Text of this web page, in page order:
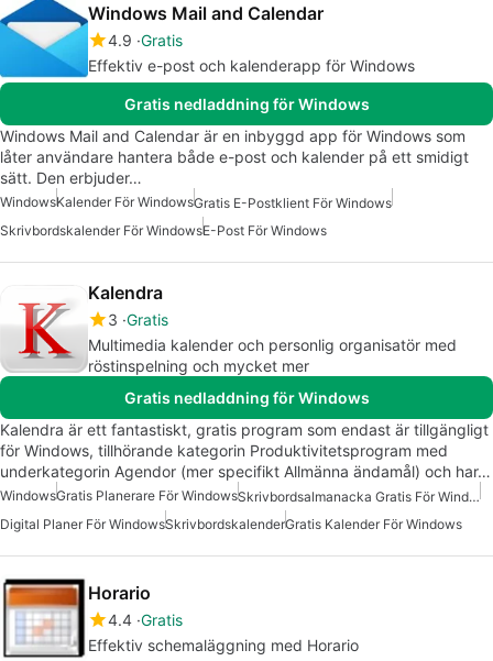
Windows Mail and Calendar
4.9 Gratis
Effektiv e-post och kalenderapp för Windows
Gratis nedladdning för Windows
Windows Mail and Calendar är en inbyggd app för Windows som
låter användare hantera både e-post och kalender på ett smidigt
sätt. Den erbjuder…
WindowsKalender För WindowsGratis E-Postklient För Windows
Skrivbordskalender För WindowsE-Post För Windows
Kalendra
3 Gratis
Multimedia kalender och personlig organisatör med
röstinspelning och mycket mer
Gratis nedladdning för Windows
Kalendra är ett fantastiskt, gratis program som endast är tillgängligt
för Windows, tillhörande kategorin Produktivitetsprogram med
underkategorin Agendor (mer specifikt Allmänna ändamål) och har…
WindowsGratis Planerare För Windows
Skrivbordsalmanacka Gratis För Windows
Digital Planer För WindowsSkrivbordskalenderGratis Kalender För Windows
Horario
4.4 Gratis
Effektiv schemaläggning med Horario